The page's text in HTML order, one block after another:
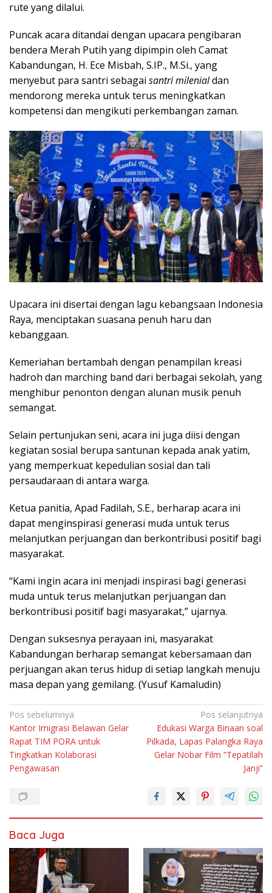
rute yang dilalui.
Puncak acara ditandai dengan upacara pengibaran
bendera Merah Putih yang dipimpin oleh Camat
Kabandungan, H. Ece Misbah, S.IP., M.Si., yang
menyebut para santri sebagai santri milenialdan
mendorong mereka untuk terus meningkatkan
kompetensi dan mengikuti perkembangan zaman.
Upacara ini disertai dengan lagu kebangsaan Indonesia
Raya, menciptakan suasana penuh haru dan
kebanggaan.
Kemeriahan bertambah dengan penampilan kreasi
hadroh dan marching band dari berbagai sekolah, yang
menghibur penonton dengan alunan musik penuh
semangat.
Selain pertunjukan seni, acara ini juga diisi dengan
kegiatan sosial berupa santunan kepada anak yatim,
yang memperkuat kepedulian sosial dan tali
persaudaraan di antara warga.
Ketua panitia, Apad Fadilah, S.E., berharap acara ini
dapat menginspirasi generasi muda untuk terus
melanjutkan perjuangan dan berkontribusi positif bagi
masyarakat.
“Kami ingin acara ini menjadi inspirasi bagi generasi
muda untuk terus melanjutkan perjuangan dan
berkontribusi positif bagi masyarakat,” ujarnya.
Dengan suksesnya perayaan ini, masyarakat
Kabandungan berharap semangat kebersamaan dan
perjuangan akan terus hidup di setiap langkah menuju
masa depan yang gemilang. (Yusuf Kamaludin)
Navigasi
pos
Pos sebelumnya
Kantor Imigrasi Belawan Gelar
Rapat TIM PORA untuk
Tingkatkan Kolaborasi
Pengawasan
Pos selanjutnya
Edukasi Warga Binaan soal
Pilkada, Lapas Palangka Raya
Gelar Nobar Film “Tepatilah
Janji”
Baca Juga